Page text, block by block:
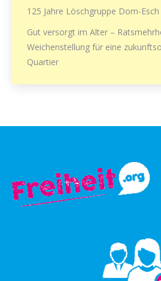
125 Jahre Löschgruppe Dom-Esch
Gut versorgt im Alter –
Weichenstellung für eine
Quartier